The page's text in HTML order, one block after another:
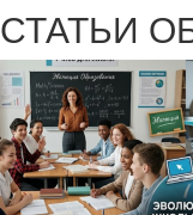
СТАТЬИ